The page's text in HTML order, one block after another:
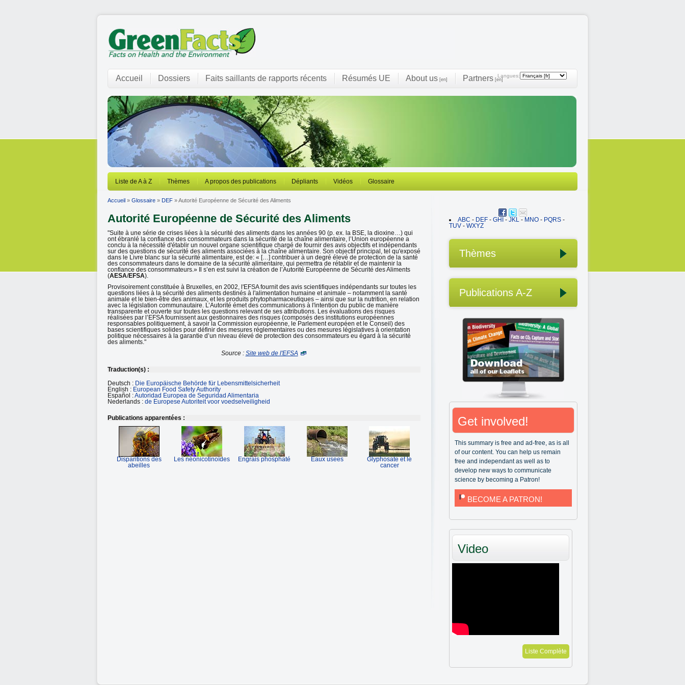
Langues:
Accueil Dossiers Faits saillants de rapports récents Résumés UE About us [en] Partners [en]
Liste de A à Z Thèmes A propos des publications Dépliants Vidéos Glossaire
Accueil » Glossaire » DEF » Autorité Européenne de Sécurité des Aliments
Autorité Européenne de Sécurité des Aliments
"Suite à une série de crises liées à la sécurité des aliments dans les années 90 (p. ex. la BSE, la dioxine…) qui
ont ébranlé la confiance des consommateurs dans la sécurité de la chaîne alimentaire, l’Union européenne a
conclu à la nécessité d'établir un nouvel organe scientifique chargé de fournir des avis objectifs et indépendants
sur des questions de sécurité des aliments associées à la chaîne alimentaire. Son objectif principal, tel qu'exposé
dans le Livre blanc sur la sécurité alimentaire, est de: « […] contribuer à un degré élevé de protection de la santé
des consommateurs dans le domaine de la sécurité alimentaire, qui permettra de rétablir et de maintenir la
confiance des consommateurs.» Il s’en est suivi la création de l’Autorité Européenne de Sécurité des Aliments
(AESA/EFSA).
Provisoirement constituée à Bruxelles, en 2002, l'EFSA fournit des avis scientifiques indépendants sur toutes les
questions liées à la sécurité des aliments destinés à l'alimentation humaine et animale – notamment la santé
animale et le bien-être des animaux, et les produits phytopharmaceutiques – ainsi que sur la nutrition, en relation
avec la législation communautaire. L’Autorité émet des communications à l'intention du public de manière
transparente et ouverte sur toutes les questions relevant de ses attributions. Les évaluations des risques
réalisées par l’EFSA fournissent aux gestionnaires des risques (composés des institutions européennes
responsables politiquement, à savoir la Commission européenne, le Parlement européen et le Conseil) des
bases scientifiques solides pour définir des mesures réglementaires ou des mesures législatives à orientation
politique nécessaires à la garantie d’un niveau élevé de protection des consommateurs eu égard à la sécurité
des aliments."
Source : Site web de l'EFSA
Traduction(s) :
Deutsch : Die Europäische Behörde für Lebensmittelsicherheit
English : European Food Safety Authority
Español :Autoridad Europea de Seguridad Alimentaria
Nederlands : de Europese Autoriteit voor voedselveiligheid
Publications apparentées :
Disparitions des
abeilles
Les néonicotinoïdes Engrais phosphaté Eaux usees
Glyphosate et le
cancer
ABC - DEF - GHI - JKL - MNO - PQRS -
TUV - WXYZ
Thèmes
Publications A-Z
Get involved!
This summary is free and ad-free, as is all
of our content. You can help us remain
free and independant as well as to
develop new ways to communicate
science by becoming a Patron!
BECOME A PATRON!
Video
Liste Complète